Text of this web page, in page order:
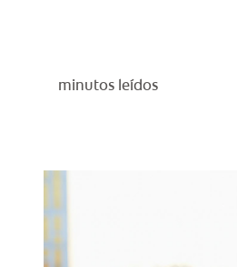
minutos leídos